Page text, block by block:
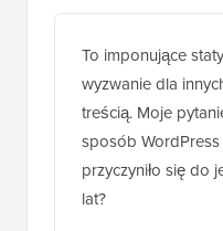
To imponujące
wyzwanie dla
treścią. Moje
sposób
przyczyniło się do
lat?